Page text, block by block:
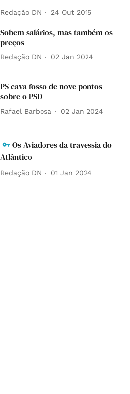
Redação DN 24 Out 2015
Sobem salários, mas também os
preços
Redação DN 02 Jan 2024
PS cava fosso de nove pontos
sobre o PSD
Rafael Barbosa 02 Jan 2024
Os Aviadores da travessia do
Atlântico
Redação DN 01 Jan 2024